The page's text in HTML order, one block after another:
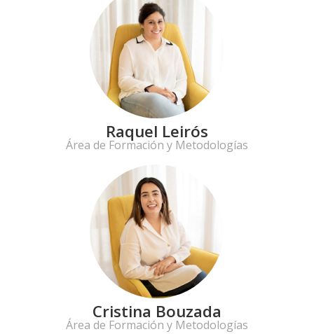
Raquel Leirós
Área de Formación y Metodologías
Cristina Bouzada
Área de Formación y Metodologías